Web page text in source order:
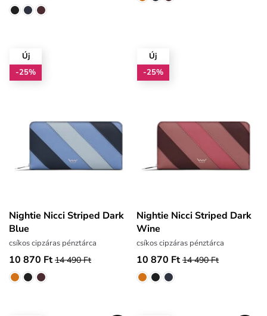
Új
-25%
Nightie Nicci Striped Dark
Blue
csíkos cipzáras pénztárca
10 870 Ft 14 490 Ft
Új
-25%
Nightie Nicci Striped Dark
Wine
csíkos cipzáras pénztárca
10 870 Ft 14 490 Ft